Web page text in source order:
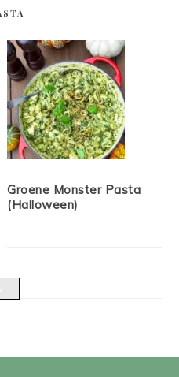
Groene Monster Pasta
(Halloween)